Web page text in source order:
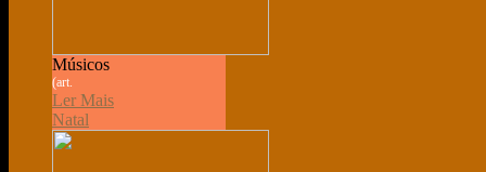
Músicos
(art.
Ler Mais
Natal